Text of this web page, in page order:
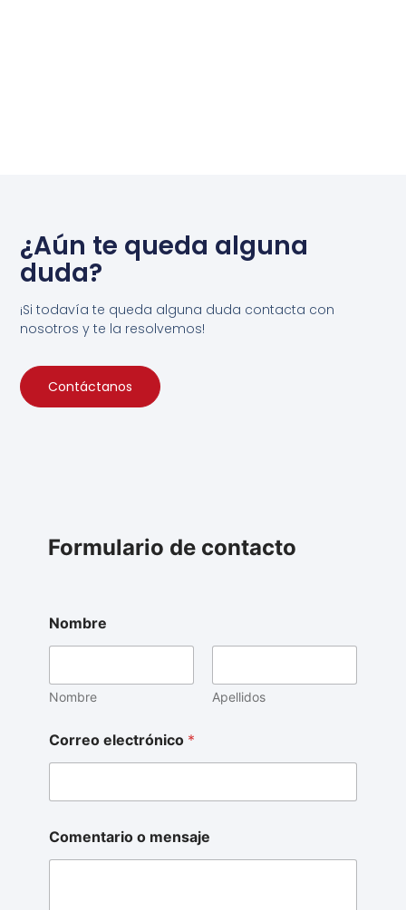
¿Aún te queda alguna
duda?
¡Si todavía te queda alguna duda contacta con
nosotros y te la resolvemos!
Contáctanos
Formulario de contacto
Nombre
Nombre Apellidos
Correo electrónico *
Comentario o mensaje